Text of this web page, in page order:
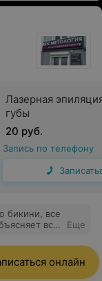
Лазерная
губы
20 руб.
Запись по телефону
бикини, все
все
Еще
онлайн